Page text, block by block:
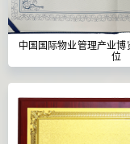
中国国际物业管理产业
位